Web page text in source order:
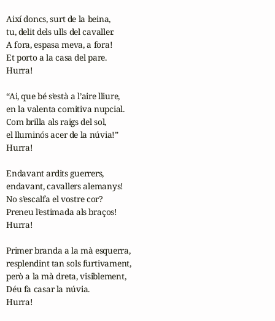
Així doncs, surt de la beina,
tu, delit dels ulls del cavaller.
A fora, espasa meva, a fora!
Et porto a la casa del pare.
Hurra!
“Ai, que bé s’està a l’aire lliure,
en la valenta comitiva nupcial.
Com brilla als raigs del sol,
el lluminós acer de la núvia!”
Hurra!
Endavant ardits guerrers,
endavant, cavallers alemanys!
No s’escalfa el vostre cor?
Preneu l’estimada als braços!
Hurra!
Primer branda a la mà esquerra,
resplendint tan sols furtivament,
però a la mà dreta, visiblement,
Déu fa casar la núvia.
Hurra!